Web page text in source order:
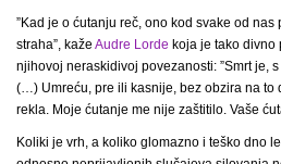
”Kad je o ćutanju reč, ono kod svake od
straha”, kaže Audre Lorde koja je tako divno
njihovoj neraskidivoj povezanosti: ”Smrt je,
(…) Umreću, pre ili kasnije, bez obzira na to
rekla. Moje ćutanje me nije zaštitilo. Vaše
Koliki je vrh, a koliko glomazno i teško dno